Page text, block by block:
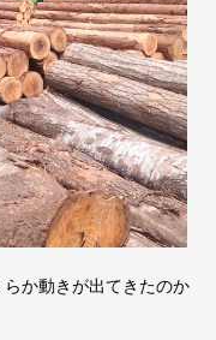
か動きが出てきたのか